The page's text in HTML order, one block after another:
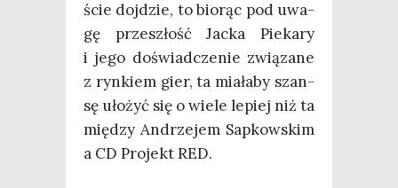
ście doj­dzie, to bio­rąc pod uwa­
gę prze­szłość Jac­ka Pie­ka­ry
i jego doświad­cze­nie zwią­za­ne
z ryn­kiem gier, ta mia­ła­by szan­
sę uło­żyć się o wie­le lepiej niż ta
mię­dzy Andrze­jem Sap­kow­skim
a CD Pro­jekt RED.